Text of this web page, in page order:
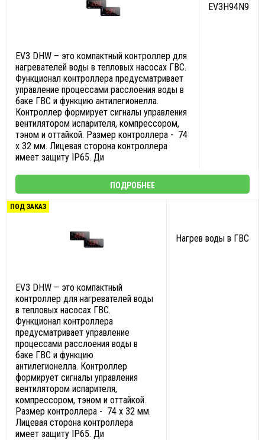
EV3H94N9
EV3 DHW – это компактный контроллер для
нагревателей воды в тепловых насосах ГВС.
Функционал контроллера предусматривает
управление процессами расслоения воды в
баке ГВС и функцию антилегионелла.
Контроллер формирует сигналы управления
вентилятором испарителя, компрессором,
тэном и оттайкой. Размер контроллера - 74
x 32 мм. Лицевая сторона контроллера
имеет защиту IP65. Ди
ПОДРОБНЕЕ
ПОД ЗАКАЗ
Нагрев воды в ГВС
EV3 DHW – это компактный
контроллер для нагревателей воды
в тепловых насосах ГВС.
Функционал контроллера
предусматривает управление
процессами расслоения воды в
баке ГВС и функцию
антилегионелла. Контроллер
формирует сигналы управления
вентилятором испарителя,
компрессором, тэном и оттайкой.
Размер контроллера - 74 x 32 мм.
Лицевая сторона контроллера
имеет защиту IP65. Ди